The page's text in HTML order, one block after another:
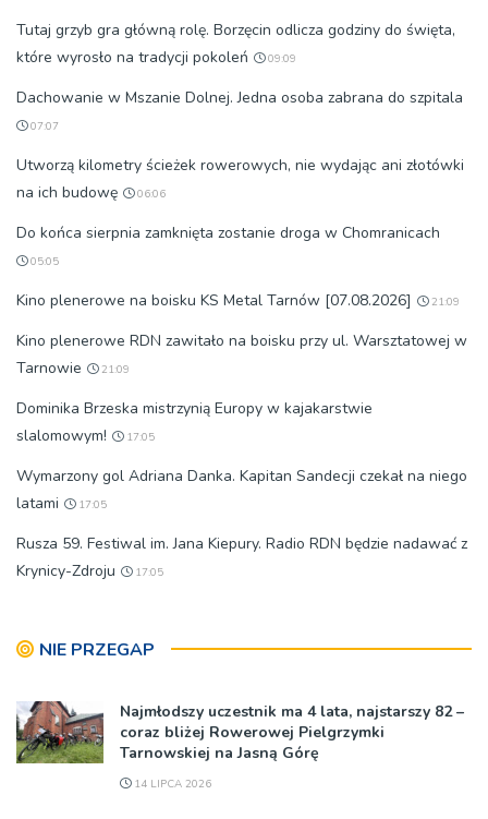
Tutaj grzyb gra główną rolę. Borzęcin odlicza godziny do święta,
które wyrosło na tradycji pokoleń
09:09
Dachowanie w Mszanie Dolnej. Jedna osoba zabrana do szpitala
07:07
Utworzą kilometry ścieżek rowerowych, nie wydając ani złotówki
na ich budowę
06:06
Do końca sierpnia zamknięta zostanie droga w Chomranicach
05:05
Kino plenerowe na boisku KS Metal Tarnów [07.08.2026] 21:09
Kino plenerowe RDN zawitało na boisku przy ul. Warsztatowej w
Tarnowie
21:09
Dominika Brzeska mistrzynią Europy w kajakarstwie
slalomowym!
17:05
Wymarzony gol Adriana Danka. Kapitan Sandecji czekał na niego
latami
17:05
Rusza 59. Festiwal im. Jana Kiepury. Radio RDN będzie nadawać z
Krynicy-Zdroju
17:05
NIE PRZEGAP
Najmłodszy uczestnik ma 4 lata, najstarszy 82 –
coraz bliżej Rowerowej Pielgrzymki
Tarnowskiej na Jasną Górę
14 LIPCA 2026